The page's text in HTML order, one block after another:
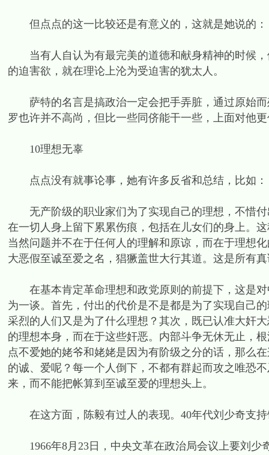
但点点的这一比较还是有意义的，这就是她说的：
当有人自认为有最完美的道德和献身精神的时候，
的迫害欲，就在理论上沦为受迫害的犹太人。
萨特的名言是搞政治一定会把手弄脏，通过原始而
罗也许并不高尚，但比一些同侪能干一些，上面对他
10理想无辜
点点没有就事论事，她有许多反省和总结，比如：
无产阶级的职业家们为了实现自己的理想，不惜付
在一切人身上留下累累伤痕，包括在儿女们的身上。
当然问题并不在于任何人的理解和原谅，而在于理想
大恶假至诚至爱之名，猖獗盖世大行其道。这是所有
在基本肯定革命理想和政党原则的前提下，这是对
为一谈。首先，付出的代价是不是都是为了实现自己
采烈的人们又是为了什么理想？其次，既已认准大奸
的理想本身，而在于这些奸恶。内部斗争无休无止，
点不爱她的姥爷和姥姥是因为有阶级之分的话，那么
的诚、爱呢？每一个人倒下，不都有群起而攻之唯恐
来，而不能把帐算到至诚至爱的理想头上。
在这方面，陈毅有过人的表现。40年代刘少奇支持
1966年8月23日，中央文革在政治局会议上要刘少